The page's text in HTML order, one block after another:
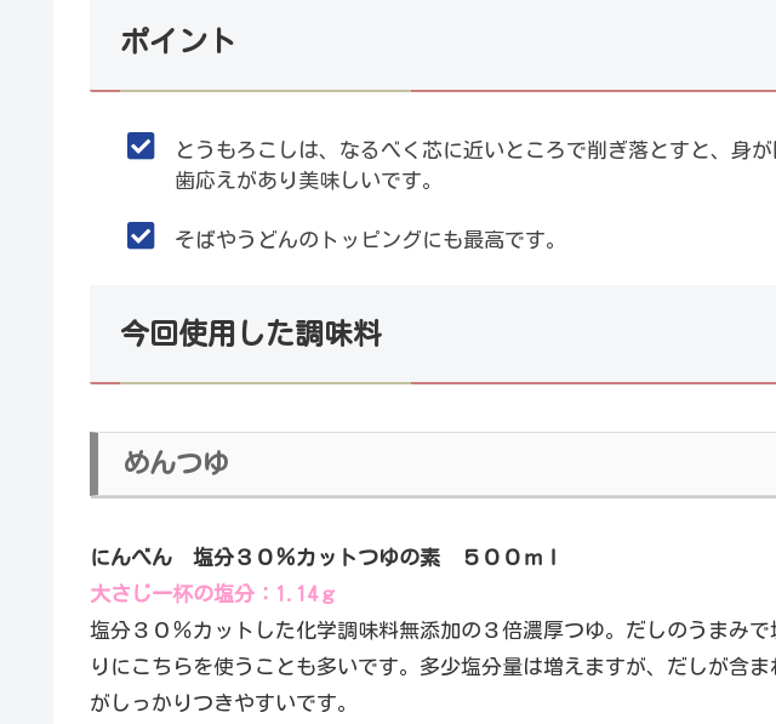
ポイント
とうもろこしは、なるべく芯に近いところで削ぎ落とすと、身
歯応えがあり美味しいです。
そばやうどんのトッピングにも最高です。
今回使用した調味料
めんつゆ
にんべん 塩分３０％カットつゆの素 ５００ｍｌ
大さじ一杯の塩分：1.14ｇ
塩分３０％カットした化学調味料無添加の３倍濃厚つゆ。だしのうまみ
りにこちらを使うことも多いです。多少塩分量は増えますが、だしが含
がしっかりつきやすいです。